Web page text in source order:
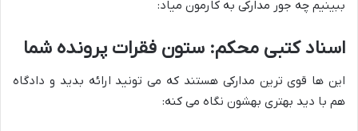
ببینیم چه جور مدارکی به کارمون میاد:
اسناد کتبی محکم: ستون فقرات پرونده شما
این ها قوی ترین مدارکی هستند که می تونید ارائه بدید و دادگاه
هم با دید بهتری بهشون نگاه می کنه: